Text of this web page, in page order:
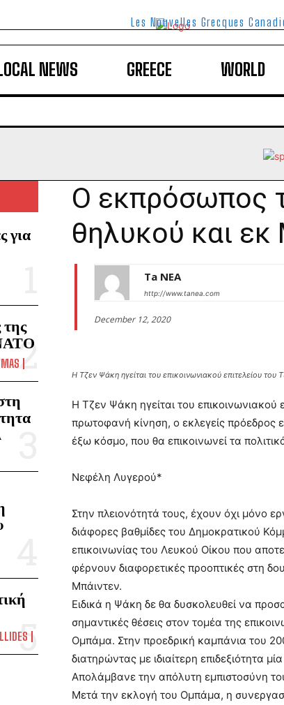
Les Nouvelles Grecques
LOCAL NEWS GREECE WORLD
για
της
Ο εκπρόσωπος
θηλυκού και
Ta NEA
http://www.tanea.com
December 12, 2020
Η Τζεν Ψάκη ηγείται του επικοινωνιακού επιτελείου
Η Τζεν Ψάκη ηγείται του
πρωτοφανή κίνηση, ο εκλεγείς πρόεδρος
έξω κόσμο, που θα επικοινωνεί τα
Νεφέλη Λυγερού*
Στην πλειονότητά τους, έχουν όχι μόνο
διάφορες βαθμίδες του Δημοκρατικού
επικοινωνίας του Λευκού Οίκου που
φέρνουν διαφορετικές προοπτικές στη
Μπάιντεν.
Ειδικά η Ψάκη δε θα δυσκολευθεί να
σημαντικές θέσεις στον τομέα της
Ομπάμα. Στην προεδρική καμπάνια του
διατηρώντας με ιδιαίτερη επιδεξιότητα
Απολάμβανε την απόλυτη εμπιστοσύνη
Μετά την εκλογή του Ομπάμα, η